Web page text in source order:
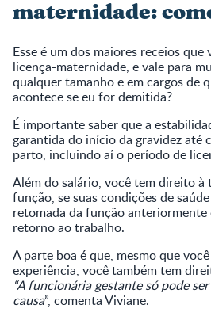
maternidade:
Esse é um dos maiores receios
licença-maternidade, e vale para
qualquer tamanho e em cargos de
acontece se eu for demitida?
É importante saber que a
garantida do início da gravidez até
parto, incluindo aí o período de
Além do salário, você tem direito à
função, se suas condições de
retomada da função anteriormente
retorno ao trabalho.
A parte boa é que, mesmo que
experiência, você também tem
“A funcionária gestante só pode
causa”, comenta Viviane.